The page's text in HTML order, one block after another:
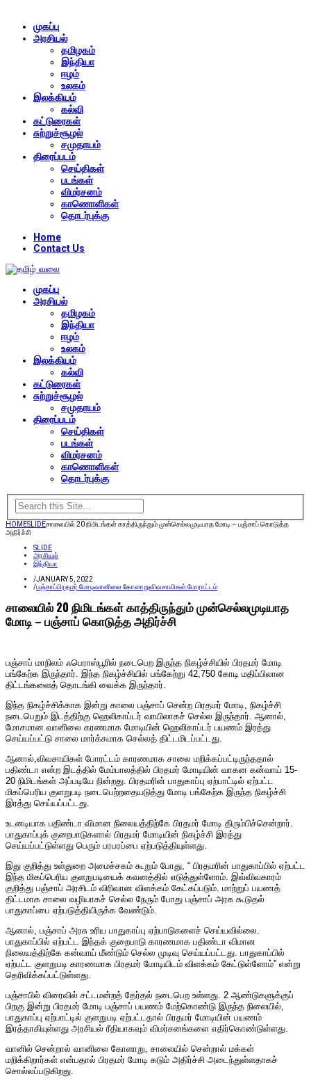
முகப்பு
அரசியல்
தமிழகம்
இந்தியா
ஈழம்
உலகம்
இலக்கியம்
கல்வி
கட்டுரைகள்
சுற்றுச்சூழல்
சமுதாயம்
திரைப்படம்
செய்திகள்
படங்கள்
விமர்சனம்
காணொளிகள்
தொடர்புக்கு
Home
Contact Us
முகப்பு
அரசியல்
தமிழகம்
இந்தியா
ஈழம்
உலகம்
இலக்கியம்
கல்வி
கட்டுரைகள்
சுற்றுச்சூழல்
சமுதாயம்
திரைப்படம்
செய்திகள்
படங்கள்
விமர்சனம்
காணொளிகள்
தொடர்புக்கு
HOMESLIDEசாலையில் 20 நிமிடங்கள் காத்திருந்தும் முன்செல்லமுடியாத மோடி – பஞ்சாப் கொடுத்த
அதிர்ச்சி
SLIDE
அரசியல்
இந்தியா
/JANUARY 5, 2022
/பஞ்சாப்பிரதமர் மோடிவானிலை கோளாறுவிவசாயிகள் போராட்டம்
சாலையில் 20 நிமிடங்கள் காத்திருந்தும் முன்செல்லமுடியாத
மோடி – பஞ்சாப் கொடுத்த அதிர்ச்சி
பஞ்சாப் மாநிலம் ஃபெராஸ்பூரில் நடைபெற இருந்த நிகழ்ச்சியில் பிரதமர் மோடி
பங்கேற்க இருந்தார். இந்த நிகழ்ச்சியில் பங்கேற்று 42,750 கோடி மதிப்பிலான
திட்டங்களைத் தொடங்கி வைக்க இருந்தார்.
இந்த நிகழ்ச்சிக்காக இன்று காலை பஞ்சாப் சென்ற பிரதமர் மோடி, நிகழ்ச்சி
நடைபெறும் இடத்திற்கு ஹெலிகாப்டர் வாயிலாகச் செல்ல இருந்தார். ஆனால்,
மோசமான வானிலை கரணமாக மோடியின் ஹெலிகாப்டர் பயணம் இரத்து
செய்யப்பட்டு சாலை மார்க்கமாக செல்லத் திட்டமிடப்பட்டது.
ஆனால்,விவசாயிகள் போரட்டம் காரணமாக சாலை மறிக்கப்பட்டிருந்ததால்
பதிண்டா என்ற இடத்தில் மேம்பாலத்தில் பிரதமர் மோடியின் வாகன கன்வாய் 15-
20 நிமிடங்கள் அப்படியே நின்றது. பிரதமரின் பாதுகாப்பு ஏற்பாட்டில் ஏற்பட்ட
மிகப்பெரிய குளறுபடி நடைபெற்றதையடுத்து மோடி பங்கேற்க இருந்த நிகழ்ச்சி
இரத்து செய்யப்பட்டது.
உடனடியாக பதிண்டா விமான நிலையத்திற்கே பிரதமர் மோடி திரும்பிச்சென்றார்.
பாதுகாப்புக் குறைபாடுகளால் பிரதமர் மோடியின் நிகழ்ச்சி இரத்து
செய்யப்பட்டுள்ளது பெரும் பரபரப்பை ஏற்படுத்தியுள்ளது.
இது குறித்து உள்துறை அமைச்சகம் கூறும் போது, “ பிரதமரின் பாதுகாப்பில் ஏற்பட்ட
இந்த மிகப்பெரிய குளறுபடியைக் கவனத்தில் எடுத்துள்ளோம். இவ்விவகாரம்
குறித்து பஞ்சாப் அரசிடம் விரிவான விளக்கம் கேட்கப்படும். மாற்றுப் பயணத்
திட்டமாக சாலை வழியாகச் செல்ல நேரும் போது பஞ்சாப் அரசு கூடுதல்
பாதுகாப்பை ஏற்படுத்தியிருக்க வேண்டும்.
ஆனால், பஞ்சாப் அரசு உரிய பாதுகாப்பு ஏற்பாடுகளைச் செய்யவில்லை.
பாதுகாப்பில் ஏற்பட்ட இந்தக் குறைபாடு காரணமாக பதிண்டா விமான
நிலையத்திற்கே கன்வாய் மீண்டும் செல்ல முடிவு செய்யப்பட்டது. பாதுகாப்பில்
ஏற்பட்ட குளறுபடி காரணமாக பிரதமர் மோடியிடம் விளக்கம் கேட்டுள்ளோம்” என்று
தெரிவிக்கப்பட்டுள்ளது.
பஞ்சாபில் விரைவில் சட்டமன்றத் தேர்தல் நடைபெற உள்ளது. 2 ஆண்டுகளுக்குப்
பிறகு இன்று பிரதமர் மோடி பஞ்சாப் பயணம் மேற்கொண்டு இருந்த நிலையில்,
பாதுகாப்பு ஏற்பாட்டில் குளறுபடி ஏற்பட்டதால் பிரதமர் மோடியின் பயணம்
இரத்தாகியுள்ளது அரசியல் ரீதியாகவும் விமர்சனங்களை எதிர்கொண்டுள்ளது.
வானில் சென்றால் வானிலை கோளாறு, சாலையில் சென்றால் மக்கள்
மறிக்கிறார்கள் என்பதால் பிரதமர் மோடி கடும் அதிர்ச்சி அடைந்துள்ளதாகச்
சொல்லப்படுகிறது.